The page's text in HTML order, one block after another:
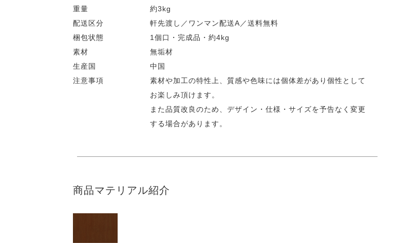
重量
約3kg
配送区分
軒先渡し／ワンマン配送A／送料無料
梱包状態
1個口・完成品・約4kg
素材
無垢材
生産国
中国
注意事項
素材や加工の特性上、質感や色味には個体差があり個性として
お楽しみ頂けます。
また品質改良のため、デザイン・仕様・サイズを予告なく変更
する場合があります。
商品マテリアル紹介